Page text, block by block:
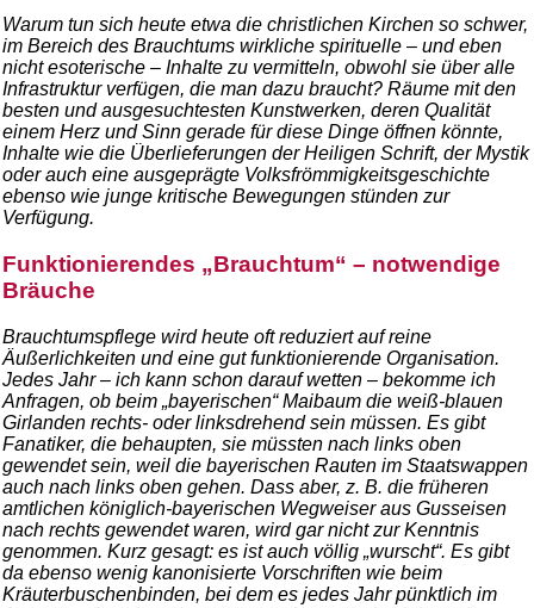
Warum tun sich heute etwa die christlichen Kirchen so schwer,
im Bereich des Brauchtums wirkliche spirituelle – und eben
nicht esoterische – Inhalte zu vermitteln, obwohl sie über alle
Infrastruktur verfügen, die man dazu braucht? Räume mit den
besten und ausgesuchtesten Kunstwerken, deren Qualität
einem Herz und Sinn gerade für diese Dinge öffnen könnte,
Inhalte wie die Überlieferungen der Heiligen Schrift, der Mystik
oder auch eine ausgeprägte Volksfrömmigkeitsgeschichte
ebenso wie junge kritische Bewegungen stünden zur
Verfügung.
Funktionierendes „Brauchtum“ – notwendige
Bräuche
Brauchtumspflege wird heute oft reduziert auf reine
Äußerlichkeiten und eine gut funktionierende Organisation.
Jedes Jahr – ich kann schon darauf wetten – bekomme ich
Anfragen, ob beim „bayerischen“ Maibaum die weiß-blauen
Girlanden rechts- oder linksdrehend sein müssen. Es gibt
Fanatiker, die behaupten, sie müssten nach links oben
gewendet sein, weil die bayerischen Rauten im Staatswappen
auch nach links oben gehen. Dass aber, z. B. die früheren
amtlichen königlich-bayerischen Wegweiser aus Gusseisen
nach rechts gewendet waren, wird gar nicht zur Kenntnis
genommen. Kurz gesagt: es ist auch völlig „wurscht“. Es gibt
da ebenso wenig kanonisierte Vorschriften wie beim
Kräuterbuschenbinden, bei dem es jedes Jahr pünktlich im